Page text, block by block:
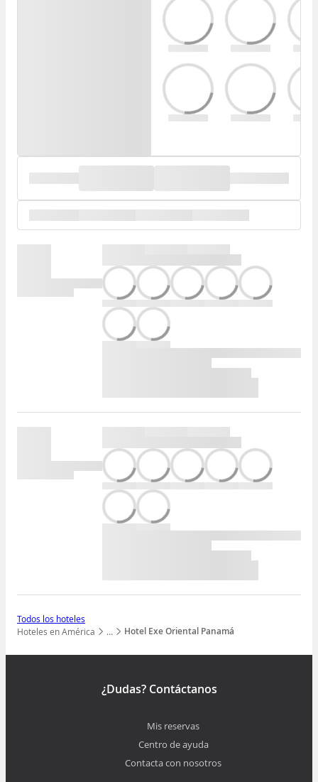
Todos los hoteles
…
Mostrar todos los niveles
Hoteles en América Hotel Exe Oriental Panamá
¿Dudas? Contáctanos
Mis reservas
Centro de ayuda
Contacta con nosotros